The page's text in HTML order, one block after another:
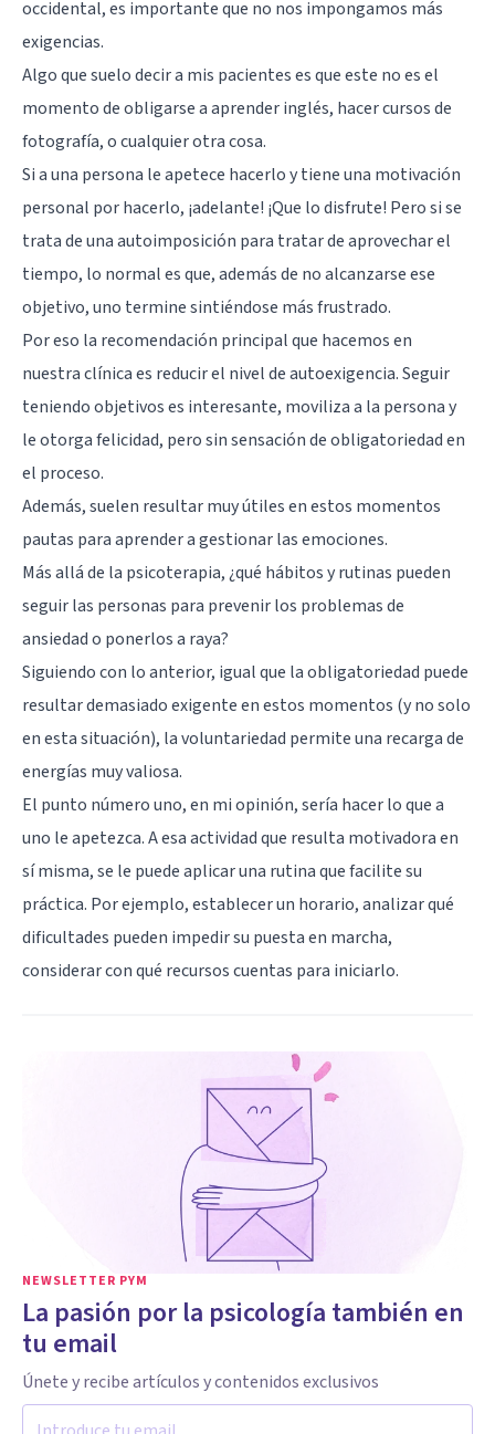
occidental, es importante que no nos impongamos más
exigencias.
Algo que suelo decir a mis pacientes es que este no es el
momento de obligarse a aprender inglés, hacer cursos de
fotografía, o cualquier otra cosa.
Si a una persona le apetece hacerlo y tiene una motivación
personal por hacerlo, ¡adelante! ¡Que lo disfrute! Pero si se
trata de una autoimposición para tratar de aprovechar el
tiempo, lo normal es que, además de no alcanzarse ese
objetivo, uno termine sintiéndose más frustrado.
Por eso la recomendación principal que hacemos en
nuestra clínica es reducir el nivel de autoexigencia. Seguir
teniendo objetivos es interesante, moviliza a la persona y
le otorga felicidad, pero sin sensación de obligatoriedad en
el proceso.
Además, suelen resultar muy útiles en estos momentos
pautas para aprender a gestionar las emociones.
Más allá de la psicoterapia, ¿qué hábitos y rutinas pueden
seguir las personas para prevenir los problemas de
ansiedad o ponerlos a raya?
Siguiendo con lo anterior, igual que la obligatoriedad puede
resultar demasiado exigente en estos momentos (y no solo
en esta situación), la voluntariedad permite una recarga de
energías muy valiosa.
El punto número uno, en mi opinión, sería hacer lo que a
uno le apetezca. A esa actividad que resulta motivadora en
sí misma, se le puede aplicar una rutina que facilite su
práctica. Por ejemplo, establecer un horario, analizar qué
dificultades pueden impedir su puesta en marcha,
considerar con qué recursos cuentas para iniciarlo.
NEWSLETTER PYM
La pasión por la psicología también en
tu email
Únete y recibe artículos y contenidos exclusivos